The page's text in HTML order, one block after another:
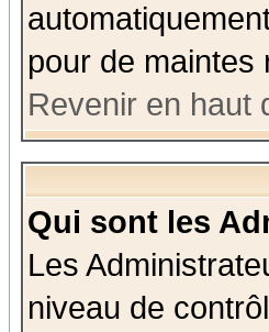
pour de maintes
Revenir en haut
Qui sont les
Les
niveau de